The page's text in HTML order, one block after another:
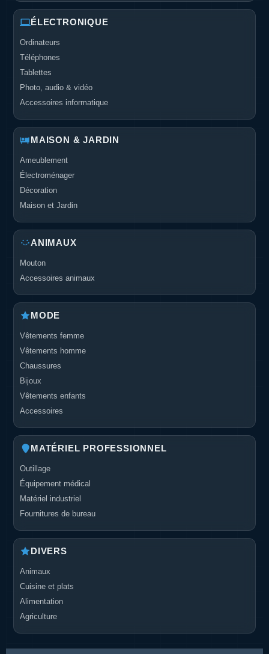
ÉLECTRONIQUE
Ordinateurs
Téléphones
Tablettes
Photo, audio & vidéo
Accessoires informatique
MAISON & JARDIN
Ameublement
Électroménager
Décoration
Maison et Jardin
ANIMAUX
Mouton
Accessoires animaux
MODE
Vêtements femme
Vêtements homme
Chaussures
Bijoux
Vêtements enfants
Accessoires
MATÉRIEL PROFESSIONNEL
Outillage
Équipement médical
Matériel industriel
Fournitures de bureau
DIVERS
Animaux
Cuisine et plats
Alimentation
Agriculture